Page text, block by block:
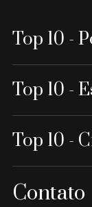
Top 10 -
Top 10 -
Top 10 -
Contato